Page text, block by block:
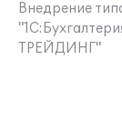
Внедрение
ТРЕЙДИНГ"